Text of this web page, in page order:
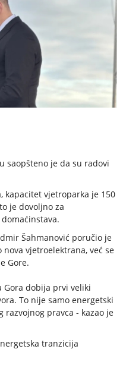
saopšteno je da su radovi
kapacitet vjetroparka je 150
je dovoljno za
Šahmanović poručio je
vjetroelektrana, već se
Gore.
Gora dobija prvi veliki
To nije samo energetski
razvojnog pravca - kazao je
tranzicija